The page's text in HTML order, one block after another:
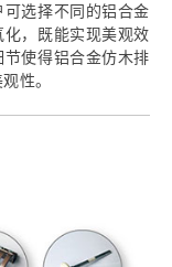
选择不同的铝合金
，既能实现美观效
使得铝合金仿木排
性。